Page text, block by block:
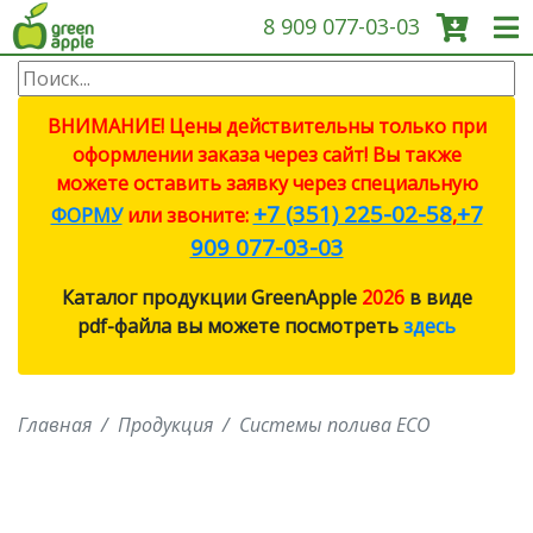
8 909 077-03-03
О КОМПАНИИ
ПРОДУКЦИЯ
САДОВЫЕ ИНСТРУМЕНТЫ
СИСТЕМЫ ПОЛИВА
СИСТЕМЫ ПОЛИВА ECO
ПРОТИВОМОСКИТНЫЕ
ВНИМАНИЕ! Цены действительны только при
оформлении заказа через сайт! Вы также
можете оставить заявку через специальную
ФОРМУили звоните: +7 (351) 225-02-58,+7
909 077-03-03
Каталог продукции GreenApple 2026в виде
pdf-файла вы можете посмотретьздесь
Главная Продукция Системы полива ECO